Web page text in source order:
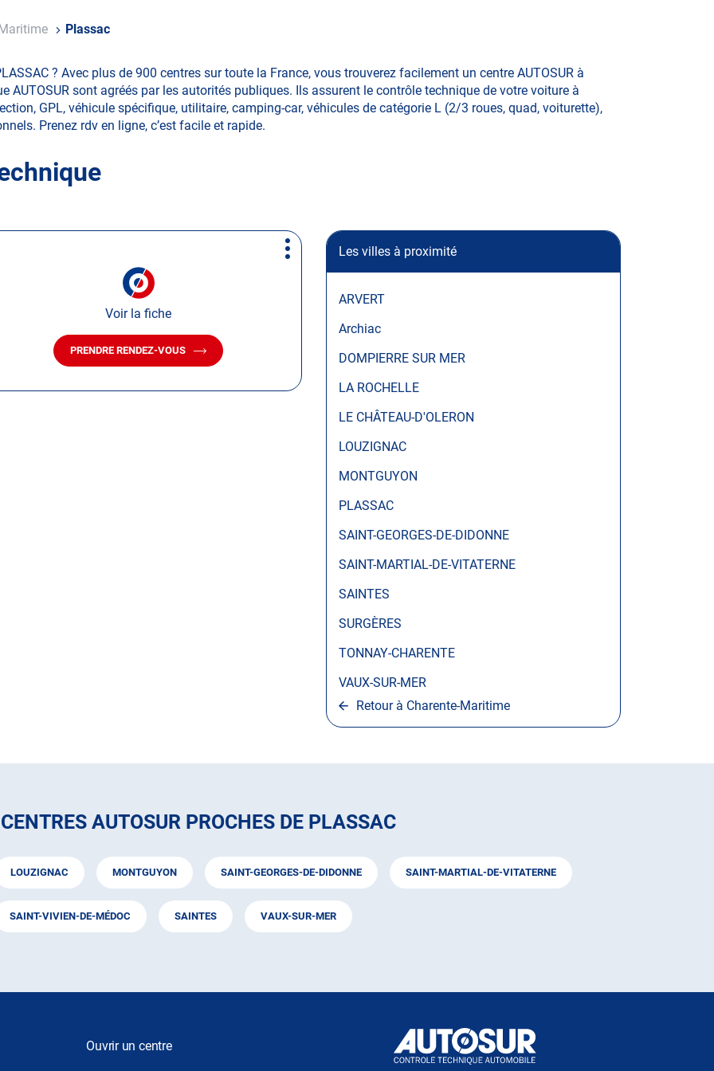
Plassac
? Avec plus de 900 centres sur toute la France, vous trouverez facilement un centre AUTOSUR à
AUTOSUR sont agréés par les autorités publiques. Ils assurent le contrôle technique de votre voiture à
GPL, véhicule spécifique, utilitaire, camping-car, véhicules de catégorie L (2/3 roues, quad, voiturette),
Prenez rdv en ligne, c’est facile et rapide.
Les villes à proximité
ARVERT
Archiac
DOMPIERRE SUR MER
LA ROCHELLE
LE CHÂTEAU-D'OLERON
LOUZIGNAC
MONTGUYON
PLASSAC
SAINT-GEORGES-DE-DIDONNE
SAINT-MARTIAL-DE-VITATERNE
SAINTES
SURGÈRES
TONNAY-CHARENTE
VAUX-SUR-MER
Retour à Charente-Maritime
Voir la fiche
PRENDRE RENDEZ-VOUS
AVEC
LE
Plus
d'options
AUTOSUR PROCHES DE PLASSAC
LOUZIGNAC MONTGUYON SAINT-GEORGES-DE-DIDONNE SAINT-MARTIAL-DE-VITATERNE
SAINT-VIVIEN-DE-MÉDOC SAINTES VAUX-SUR-MER
Ouvrir un centre